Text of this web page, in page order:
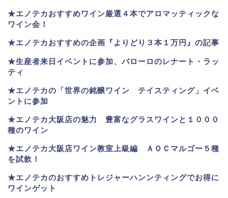
★エノテカおすすめワイン厳選４本でアロマッティックな
ワイン会！
★エノテカおすすめの企画『よりどり３本１万円』の記事
★生産者来日イベントに参加、バローロのレナート・ラッ
ティ
★エノテカの「世界の銘醸ワイン テイスティング」イベ
ントに参加
★エノテカ大阪店の魅力 豊富なグラスワインと１０００
種のワイン
★エノテカ大阪店ワイン教室上級編 ＡＯＣマルゴー５種
を試飲！
★エノテカのおすすめトレジャーハンンティングでお得に
ワインゲット